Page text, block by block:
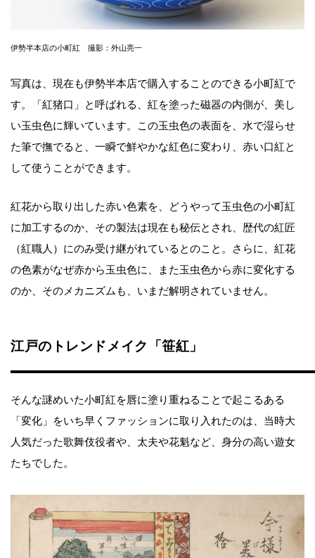
伊勢半本店の小町紅 撮影：外山亮一
写真は、現在も伊勢半本店で購入することのできる小町紅で
す。「紅猪口」と呼ばれる、紅を塗った磁器の内側が、美し
い玉虫色に輝いています。この玉虫色の表面を、水で湿らせ
た筆で撫でると、一瞬で鮮やかな紅色に変わり、赤い口紅と
して使うことができます。
紅花から取り出した赤い色素を、どうやって玉虫色の小町紅
に加工するのか、その製法は現在も秘伝とされ、歴代の紅匠
（紅職人）にのみ受け継がれているとのこと。さらに、紅花
の色素がなぜ赤から玉虫色に、また玉虫色から赤に変化する
のか、そのメカニズムも、いまだ解明されていません。
江戸のトレンドメイク「笹紅」
そんな謎めいた小町紅を唇に塗り重ねることで起こるある
「変化」をいち早くファッションに取り入れたのは、当時大
人気だった歌舞伎役者や、太夫や花魁など、身分の高い遊女
たちでした。